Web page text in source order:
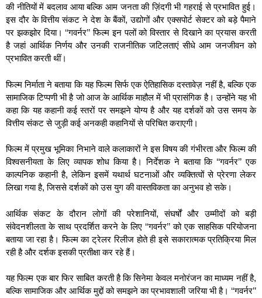
की नीतियों में बदलाव आया बल्कि आम जनता की ज़िंदगी भी गहराई से प्रभावित हुई।
इस दौर के वित्तीय संकट ने देश के बैंकों, उद्योगों और एक्सपोर्ट सेक्टर को बड़े पैमाने
पर झकझोर दिया। ‘‘गवर्नर’’ फिल्म इन पलों को विस्तार से दिखाने का प्रयास करती
है जहां आर्थिक निर्णय और उनकी राजनीतिक जटिलताएं सीधे आम जनजीवन को
प्रभावित करती थीं।
फिल्म निर्माता ने बताया कि यह फिल्म सिर्फ एक ऐतिहासिक दस्तावेज़ नहीं है, बल्कि एक
सामाजिक टिप्पणी भी है जो आज के आर्थिक माहौल में भी प्रासंगिक है। उन्होंने यह भी
कहा कि यह कहानी कई स्तरों पर समझने योग्य है और यह दर्शकों को उस समय के
वित्तीय संकट से जुड़ी कई अनकही कहानियों से परिचित कराएगी।
फिल्म में प्रमुख भूमिका निभाने वाले कलाकारों ने इस विषय की गंभीरता और फिल्म की
विश्वसनीयता के लिए व्यापक शोध किया है। निर्देशक ने बताया कि ‘‘गवर्नर’’ एक
काल्पनिक कहानी है, लेकिन इसमें यथार्थ घटनाओं और व्यक्तित्वों से प्रेरणा लेकर
लिखा गया है, जिससे दर्शकों को उस युग की वास्तविकता का अनुभव हो सके।
आर्थिक संकट के दौरान लोगों की परेशानियों, संघर्षों और उम्मीदों को बड़ी
संवेदनशीलता के साथ प्रदर्शित करने के लिए ‘‘गवर्नर’’ को एक साहसिक परियोजना
बताया जा रहा है। फिल्म का ट्रेलर रिलीज होते ही इसे सकारात्मक प्रतिक्रिया मिल
रही है और दर्शक इसकी प्रतीक्षा कर रहे हैं।
यह फिल्म एक बार फिर साबित करती है कि सिनेमा केवल मनोरंजन का माध्यम नहीं है,
बल्कि सामाजिक और आर्थिक मुद्दों को समझने का प्रभावशाली जरिया भी है। ‘‘गवर्नर’’